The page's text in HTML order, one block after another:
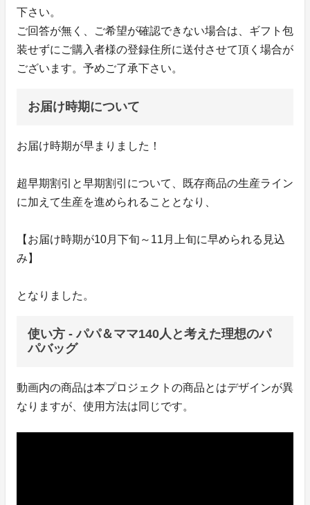
下さい。
ご回答が無く、ご希望が確認できない場合は、ギフト包
装せずにご購入者様の登録住所に送付させて頂く場合が
ございます。予めご了承下さい。
お届け時期について
お届け時期が早まりました！
超早期割引と早期割引について、既存商品の生産ライン
に加えて生産を進められることとなり、
【お届け時期が10月下旬～11月上旬に早められる見込
み】
となりました。
使い方 - パパ＆ママ140人と考えた理想のパ
パバッグ
動画内の商品は本プロジェクトの商品とはデザインが異
なりますが、使用方法は同じです。